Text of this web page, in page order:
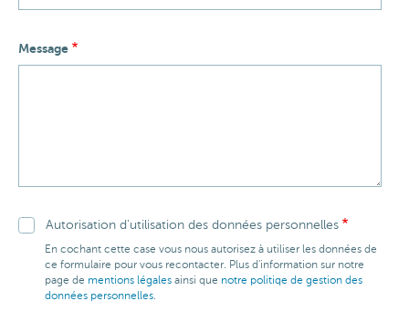
Message
Autorisation d'utilisation des données personnelles
En cochant cette case vous nous autorisez à utiliser les données de
ce formulaire pour vous recontacter. Plus d'information sur notre
page de mentions légalesainsi que notre politiqe de gestion des
données personnelles.